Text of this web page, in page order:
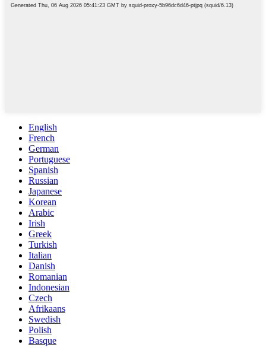
English
French
German
Portuguese
Spanish
Russian
Japanese
Korean
Arabic
Irish
Greek
Turkish
Italian
Danish
Romanian
Indonesian
Czech
Afrikaans
Swedish
Polish
Basque